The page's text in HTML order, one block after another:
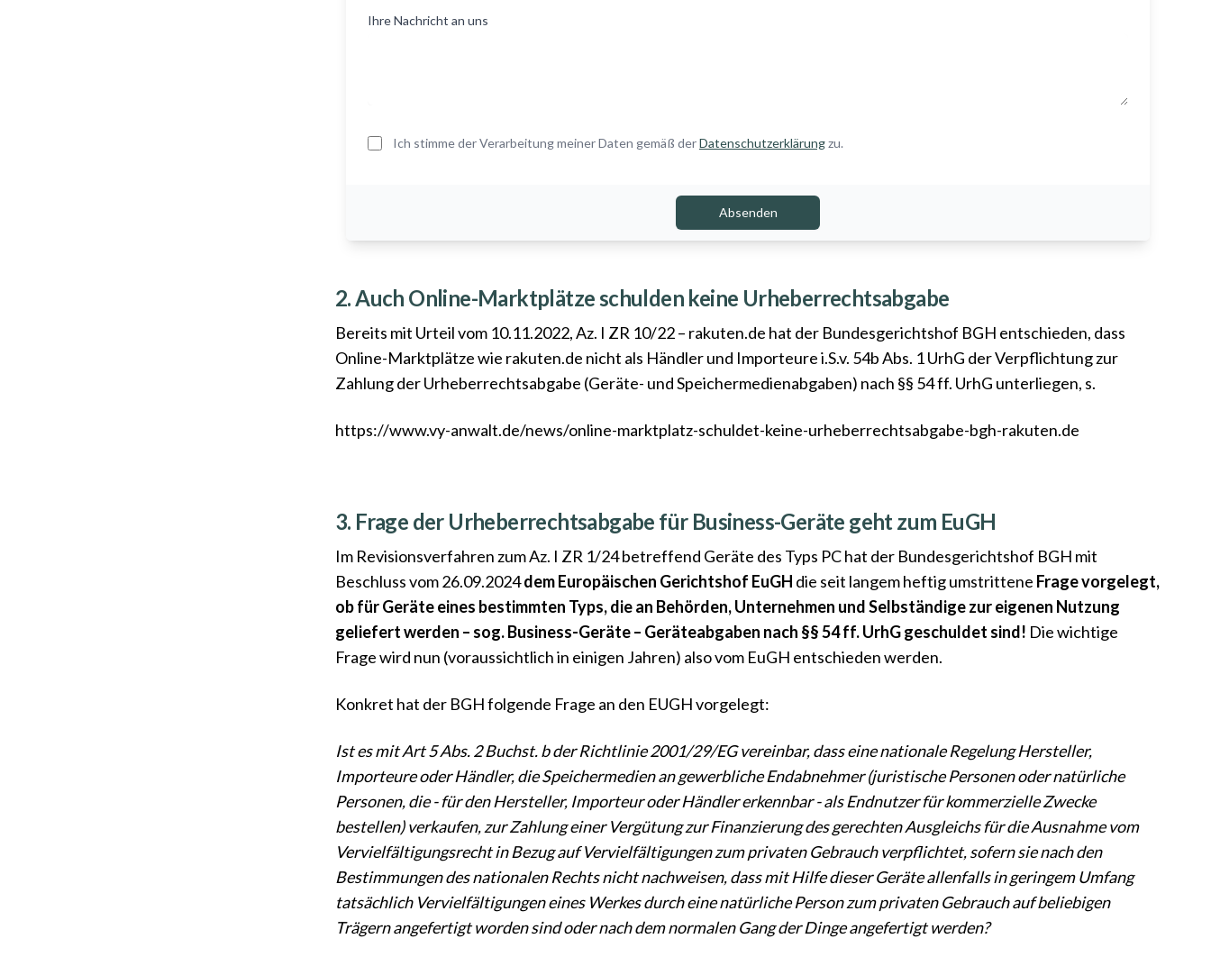
Ihre Nachricht an uns
Ich stimme der Verarbeitung meiner Daten gemäß derDatenschutzerklärungzu.
Absenden
2. Auch Online-Marktplätze schulden keine Urheberrechtsabgabe
Bereits mit Urteil vom 10.11.2022, Az. I ZR 10/22 – rakuten.de hat der Bundesgerichtshof BGH entschieden, dass
Online-Marktplätze wie rakuten.de nicht als Händler und Importeure i.S.v. 54b Abs. 1 UrhG der Verpflichtung zur
Zahlung der Urheberrechtsabgabe (Geräte- und Speichermedienabgaben) nach §§ 54 ff. UrhG unterliegen, s.
https://www.vy-anwalt.de/news/online-marktplatz-schuldet-keine-urheberrechtsabgabe-bgh-rakuten.de
3. Frage der Urheberrechtsabgabe für Business-Geräte geht zum EuGH
Im Revisionsverfahren zum Az. I ZR 1/24 betreffend Geräte des Typs PC hat der Bundesgerichtshof BGH mit
Beschluss vom 26.09.2024dem Europäischen Gerichtshof EuGH die seit langem heftig umstrittene Frage vorgelegt,
ob für Geräte eines bestimmten Typs, die an Behörden, Unternehmen und Selbständige zur eigenen Nutzung
geliefert werden – sog. Business-Geräte – Geräteabgaben nach §§ 54 ff. UrhG geschuldet sind! Die wichtige
Frage wird nun (voraussichtlich in einigen Jahren) also vom EuGH entschieden werden.
Konkret hat der BGH folgende Frage an den EUGH vorgelegt:
Ist es mit Art 5 Abs. 2 Buchst. b der Richtlinie 2001/29/EG vereinbar, dass eine nationale Regelung Hersteller,
Importeure oder Händler, die Speichermedien an gewerbliche Endabnehmer (juristische Personen oder natürliche
Personen, die - für den Hersteller, Importeur oder Händler erkennbar - als Endnutzer für kommerzielle Zwecke
bestellen) verkaufen, zur Zahlung einer Vergütung zur Finanzierung des gerechten Ausgleichs für die Ausnahme vom
Vervielfältigungsrecht in Bezug auf Vervielfältigungen zum privaten Gebrauch verpflichtet, sofern sie nach den
Bestimmungen des nationalen Rechts nicht nachweisen, dass mit Hilfe dieser Geräte allenfalls in geringem Umfang
tatsächlich Vervielfältigungen eines Werkes durch eine natürliche Person zum privaten Gebrauch auf beliebigen
Trägern angefertigt worden sind oder nach dem normalen Gang der Dinge angefertigt werden?